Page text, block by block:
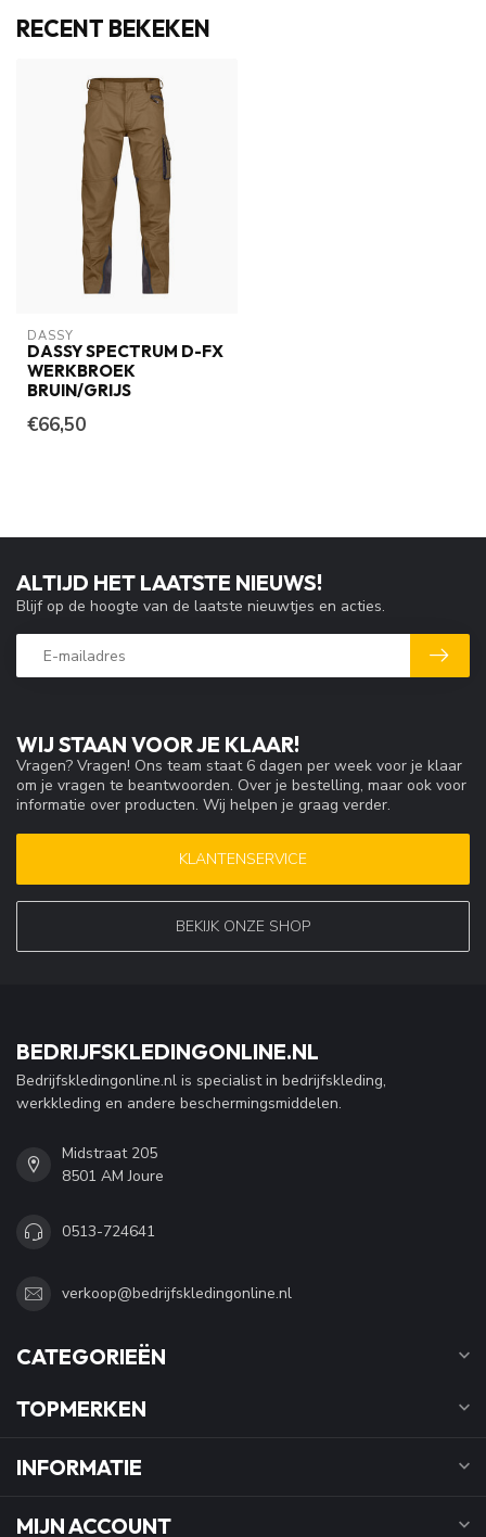
RECENT BEKEKEN
DASSY
DASSY SPECTRUM D-FX
WERKBROEK
BRUIN/GRIJS
€66,50
WIJ STAAN VOOR JE KLAAR!
Vragen? Vragen! Ons team staat 6 dagen per week voor je klaar
om je vragen te beantwoorden. Over je bestelling, maar ook voor
informatie over producten. Wij helpen je graag verder.
KLANTENSERVICE
BEKIJK ONZE SHOP
ALTIJD HET LAATSTE NIEUWS!
Blijf op de hoogte van de laatste nieuwtjes en acties.
BEDRIJFSKLEDINGONLINE.NL
Bedrijfskledingonline.nl is specialist in bedrijfskleding,
werkkleding en andere beschermingsmiddelen.
Midstraat 205
8501 AM Joure
0513-724641
verkoop@bedrijfskledingonline.nl
CATEGORIEËN
TOPMERKEN
INFORMATIE
MIJN ACCOUNT